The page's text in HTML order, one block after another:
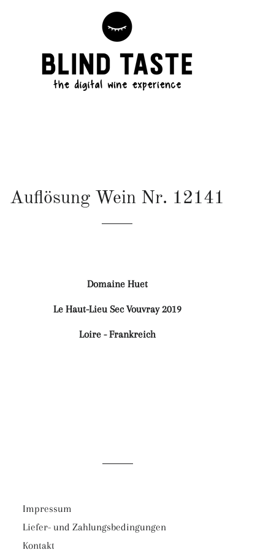
Auflösung Wein Nr. 12141
Domaine Huet
Le Haut-Lieu Sec Vouvray 2019
Loire - Frankreich
Impressum
Liefer- und Zahlungsbedingungen
Kontakt